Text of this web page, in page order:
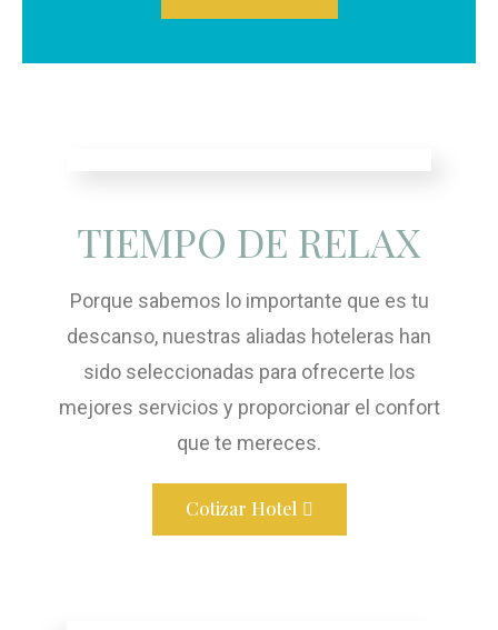
TIEMPO DE RELAX
Porque sabemos lo importante que es tu
descanso, nuestras aliadas hoteleras han
sido seleccionadas para ofrecerte los
mejores servicios y proporcionar el confort
que te mereces.
Cotizar Hotel